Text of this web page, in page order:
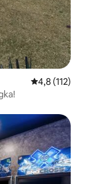
Средна
4,8 (112)